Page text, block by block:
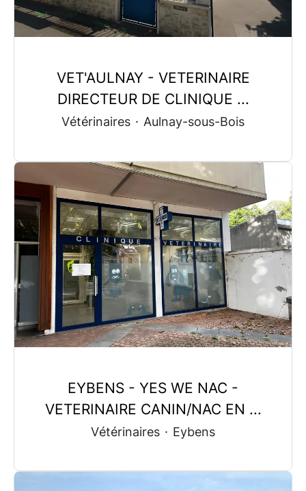
VET'AULNAY - VETERINAIRE
DIRECTEUR DE CLINIQUE ...
Vétérinaires · Aulnay-sous-Bois
EYBENS - YES WE NAC -
VETERINAIRE CANIN/NAC EN ...
Vétérinaires · Eybens